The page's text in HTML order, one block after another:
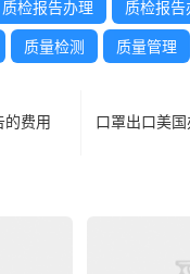
质检报告办理 质检报
质量检测 质量管理
的费用
口罩出口美